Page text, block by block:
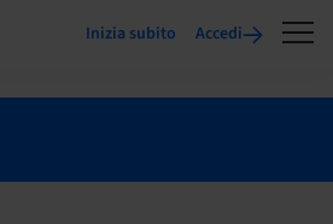
Inizia subito Accedi